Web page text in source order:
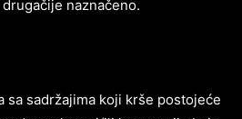
vam se zahvalimo što ste
vam se zahvalimo što ste
naznačeno.
sa sadržajima koji krše postojeće